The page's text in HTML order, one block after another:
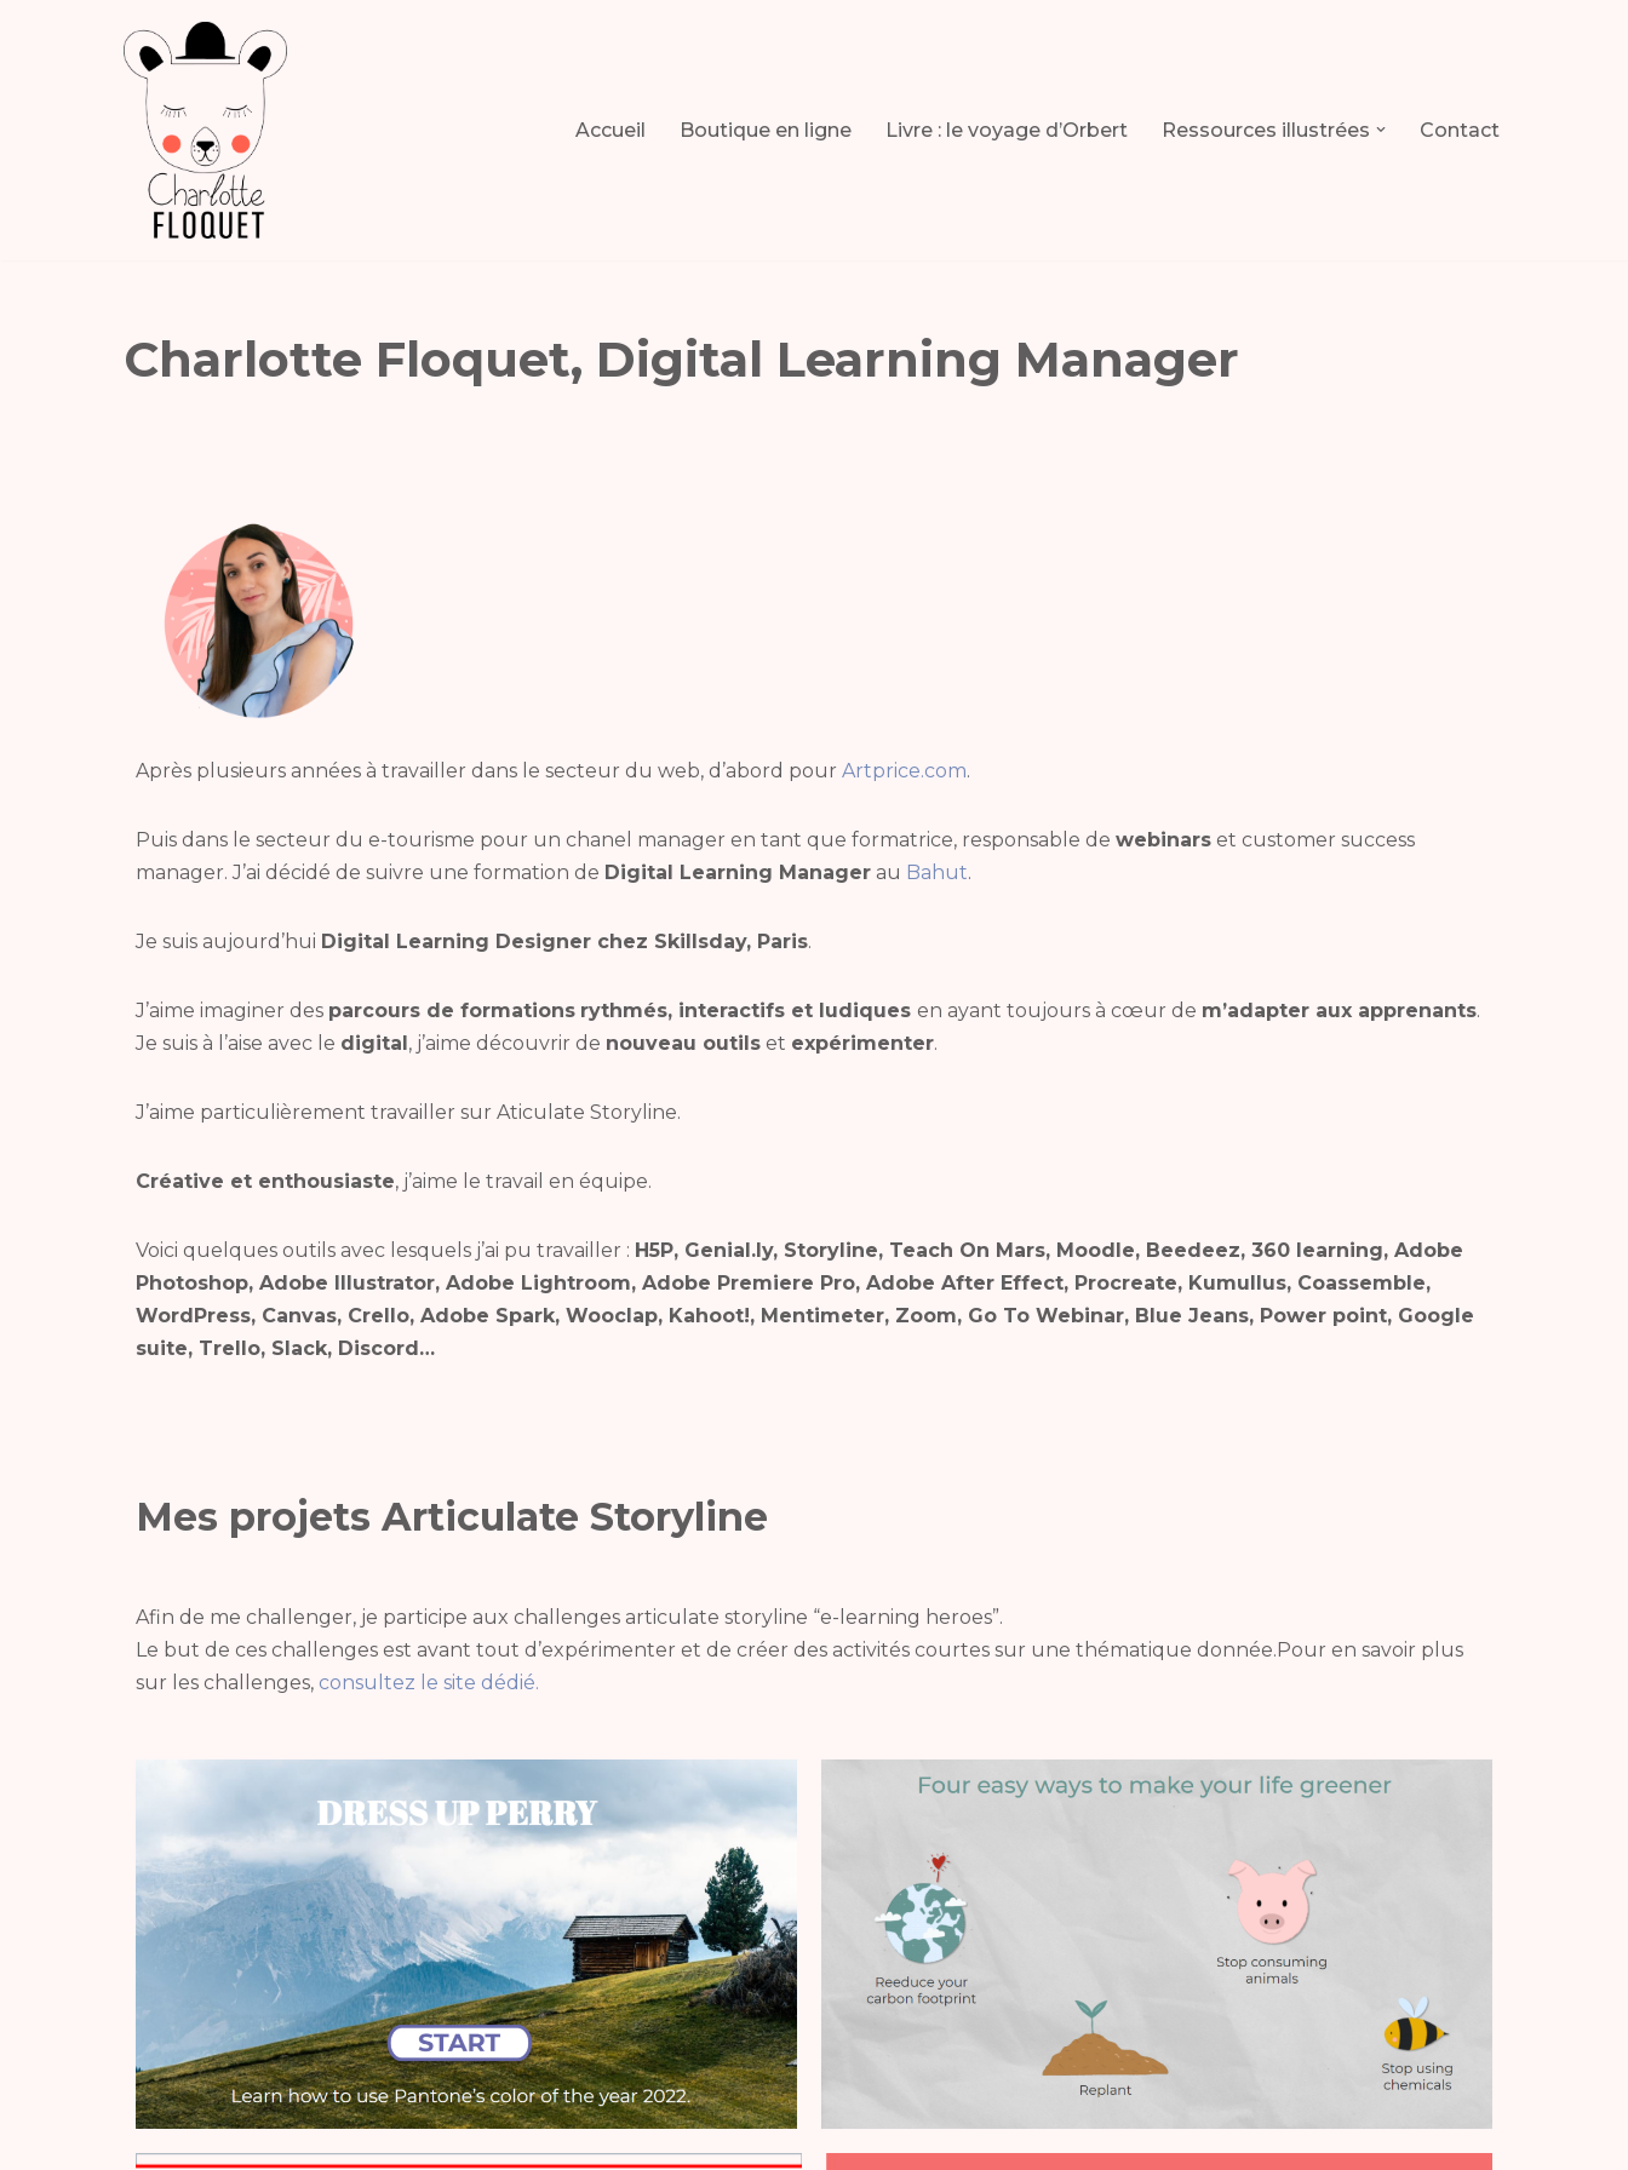
Accueil Boutique en ligne Livre : le voyage d’Orbert Ressources illustrées Contact
Charlotte Floquet, Digital Learning Manager
Après plusieurs années à travailler dans le secteur du web, d’abord pour Artprice.com.
Puis dans le secteur du e-tourisme pour un chanel manager en tant que formatrice, responsable de webinars et customer success
manager. J’ai décidé de suivre une formation de Digital Learning Manager au Bahut.
Je suis aujourd’hui Digital Learning Designer chez Skillsday, Paris.
J’aime imaginer des parcours de formations rythmés, interactifs et ludiques en ayant toujours à cœur de m’adapter aux apprenants.
Je suis à l’aise avec le digital, j’aime découvrir de nouveau outils et expérimenter.
J’aime particulièrement travailler sur Aticulate Storyline.
Créative et enthousiaste, j’aime le travail en équipe.
Voici quelques outils avec lesquels j’ai pu travailler : H5P, Genial.ly, Storyline, Teach On Mars, Moodle, Beedeez, 360 learning, Adobe
Photoshop, Adobe Illustrator, Adobe Lightroom, Adobe Premiere Pro, Adobe After Effect, Procreate, Kumullus, Coassemble,
WordPress, Canvas, Crello, Adobe Spark, Wooclap, Kahoot!, Mentimeter, Zoom, Go To Webinar, Blue Jeans, Power point, Google
suite, Trello, Slack, Discord…
Mes projets Articulate Storyline
Afin de me challenger, je participe aux challenges articulate storyline “e-learning heroes”.
Le but de ces challenges est avant tout d’expérimenter et de créer des activités courtes sur une thématique donnée.Pour en savoir plus
sur les challenges, consultez le site dédié.